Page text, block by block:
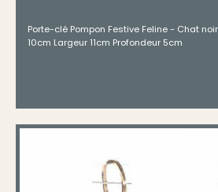
Porte-clé Pompon Festive Feline - Chat
10cm Largeur 11cm Profondeur 5cm